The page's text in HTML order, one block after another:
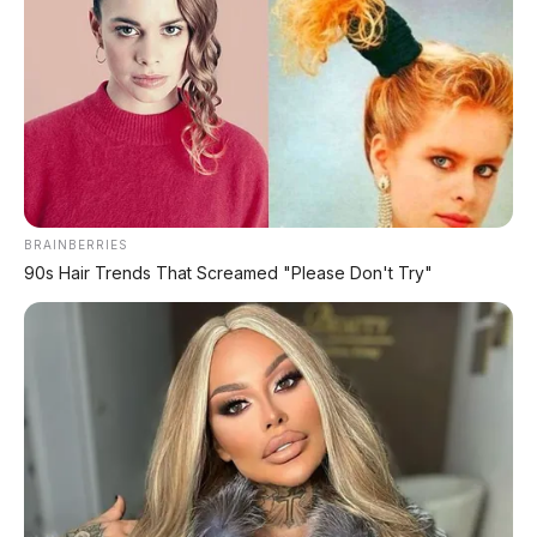
Matic – Surat Bali, KM 44.000, Pajak Panjang!
DIJUAL : Xpander Ultimate 2019 Matic Surat
Bali – Kondisi Istimewa, KM 37.000
Lihat Semua Unit Bali »
DATABASE
Leapmotor B01: Sedan Listrik Kompak 800V dengan
BRAINBERRIES
90s Hair Trends That Screamed "Please Don't Try"